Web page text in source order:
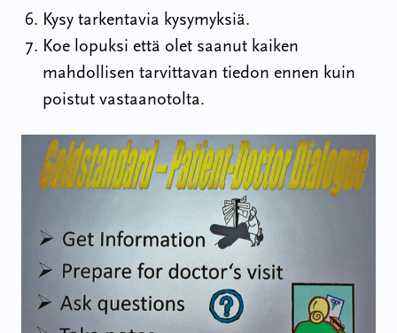
Kysy tarkentavia kysymyksiä.
Koe lopuksi että olet saanut kaiken
mahdollisen tarvittavan tiedon ennen kuin
poistut vastaanotolta.